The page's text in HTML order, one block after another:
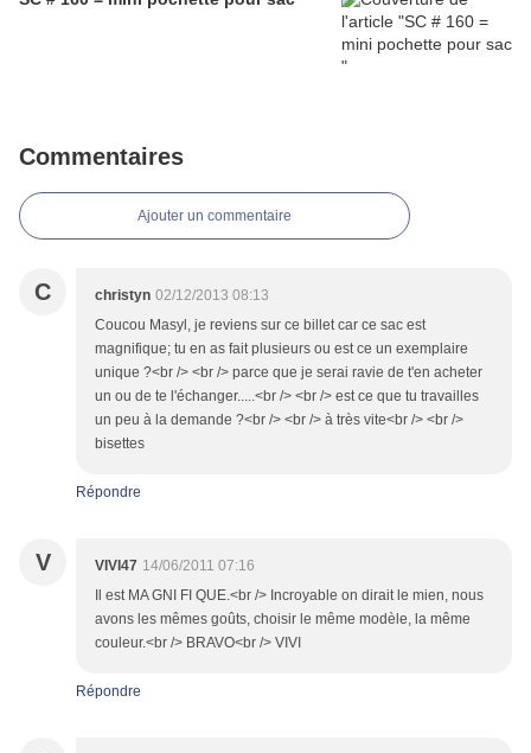
Commentaires
Ajouter un commentaire
C christyn 02/12/2013 08:13
Coucou Masyl, je reviens sur ce billet car ce sac est
magnifique; tu en as fait plusieurs ou est ce un exemplaire
unique ?<br /> <br /> parce que je serai ravie de t'en acheter
un ou de te l'échanger.....<br /> <br /> est ce que tu travailles
un peu à la demande ?<br /> <br /> à très vite<br /> <br />
bisettes
Répondre
V VIVI47 14/06/2011 07:16
Il est MA GNI FI QUE.<br /> Incroyable on dirait le mien, nous
avons les mêmes goûts, choisir le même modèle, la même
couleur.<br /> BRAVO<br /> VIVI
Répondre